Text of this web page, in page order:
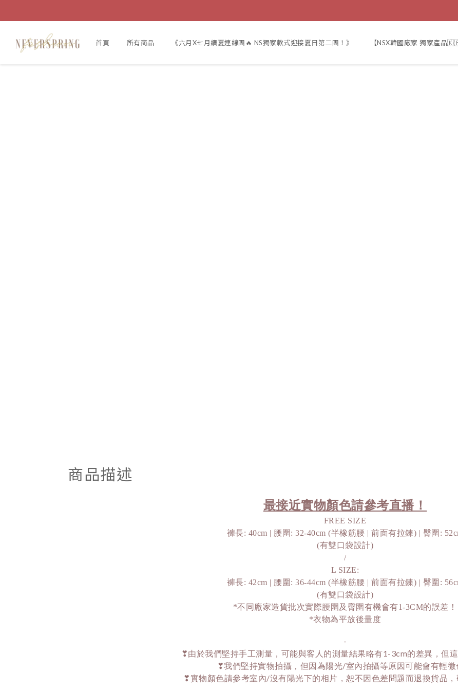
首頁 所有商品 《六月X七月續夏連線團🔥 NS獨家款式迎接夏日第二團！》 【NSX韓國廠家 獨家產品
商品描述
最接近實物顏色請參考直播！
FREE SIZE
褲長: 40cm | 腰圍: 32-40cm (半橡筋腰 | 前面有拉鍊) | 臀圍:
(有雙口袋設計)
/
L SIZE:
褲長: 42cm | 腰圍: 36-44cm (半橡筋腰 | 前面有拉鍊) | 臀圍:
(有雙口袋設計)
*不同廠家造貨批次實際腰圍及臀圍有機會有1-3CM的誤差！
*衣物為平放後量度
-
❣由於我們堅持手工測量，可能與客人的測量結果略有1-3cm的差異，但
❣我們堅持實物拍攝，但因為陽光/室內拍攝等原因可能會有輕微
❣實物顏色請參考室內/沒有陽光下的相片，恕不因色差問題而退換貨品，